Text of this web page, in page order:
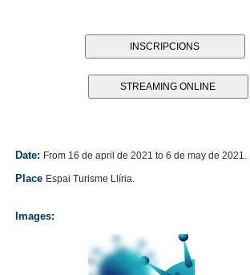
INSCRIPCIONS
STREAMING ONLINE
Date: From 16 de april de 2021 to 6 de may de 2021.
Place Espai Turisme Llíria.
Images: